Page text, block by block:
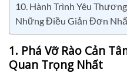
10. Hành Trình Yêu
Những Điều Giản Đơn
1. Phá Vỡ Rào Cản
Quan Trọng Nhất